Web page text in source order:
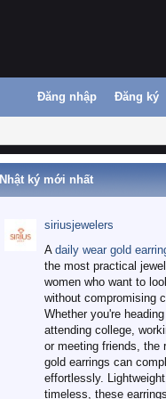
Đăng nhập Đăng ký
Nhật ký mới nhất
siriusjewelers
A daily wear gold
the most practical
women who want to
without compromising
Whether you're
attending college,
or meeting friends, the
gold earrings can
effortlessly.
timeless, these